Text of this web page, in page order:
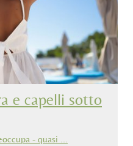
e capelli sotto
- quasi …